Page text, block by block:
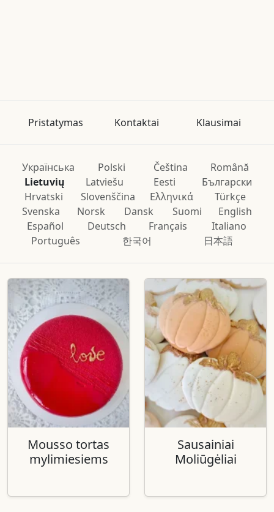
Pristatymas Kontaktai Klausimai
Українська Polski Čeština
Română
Lietuvių
Latviešu Eesti
Български
Hrvatski
Slovenščina Ελληνικά
Türkçe
Svenska
Norsk Dansk Suomi
English
Español
Deutsch Français
Italiano
Português
한국어 日本語
Mousso tortas
mylimiesiems
Sausainiai
Moliūgėliai